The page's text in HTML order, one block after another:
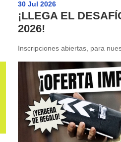
30 Jul 2026
¡LLEGA EL
2026!
Inscripciones abiertas, para